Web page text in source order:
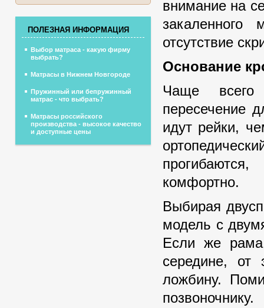
внимание на
отсутствие
Основание
Чаще всего
пересечение
идут рейки,
комфортно.
Выбирая
модель с
Если же рама
середине, от
ложбину.
позвоночнику.
ПОЛЕЗНАЯ ИНФОРМАЦИЯ
Выбор матраса - какую фирму
выбрать?
Матрасы в Нижнем Новгороде
Пружинный или бепружинный
матрас - что выбрать?
Матрасы российского
производства - высокое качество
и доступные цены